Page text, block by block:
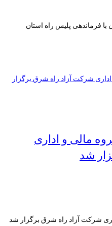
فرماندهی پلیس راه استان
مالی و اداری
شد
شرکت آزاد راه شرق برگزار شد